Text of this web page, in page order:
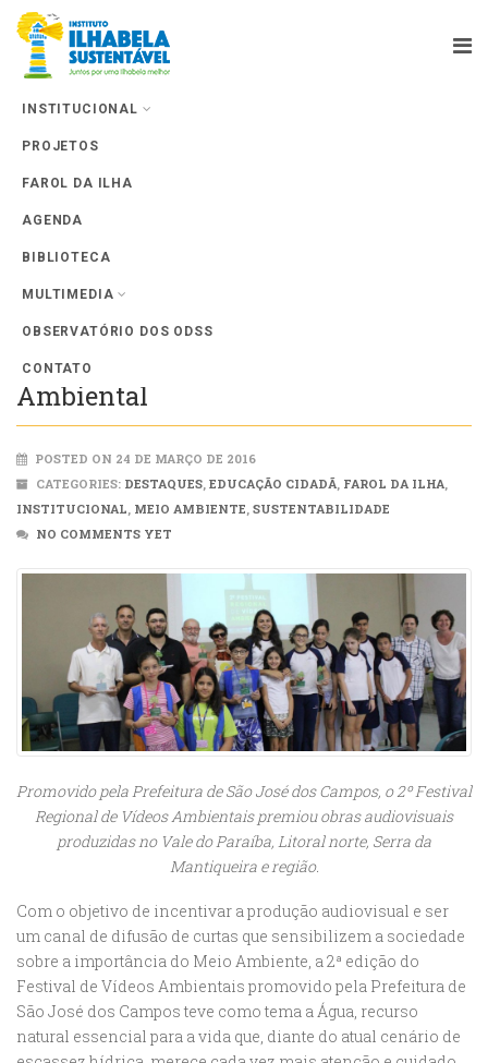
INSTITUCIONAL
PROJETOS
FAROL DA ILHA
AGENDA
BIBLIOTECA
MULTIMEDIA
OBSERVATÓRIO DOS ODSS
CONTATO
Vídeo do IIS premiado em Festival
Ambiental
POSTED ON 24 DE MARÇO DE 2016
CATEGORIES: DESTAQUES, EDUCAÇÃO CIDADÃ, FAROL DA ILHA,
INSTITUCIONAL, MEIO AMBIENTE, SUSTENTABILIDADE
NO COMMENTS YET
Promovido pela Prefeitura de São José dos Campos, o 2º Festival
Regional de Vídeos Ambientais premiou obras audiovisuais
produzidas no Vale do Paraíba, Litoral norte, Serra da
Mantiqueira e região.
Com o objetivo de incentivar a produção audiovisual e ser
um canal de difusão de curtas que sensibilizem a sociedade
sobre a importância do Meio Ambiente, a 2ª edição do
Festival de Vídeos Ambientais promovido pela Prefeitura de
São José dos Campos teve como tema a Água, recurso
natural essencial para a vida que, diante do atual cenário de